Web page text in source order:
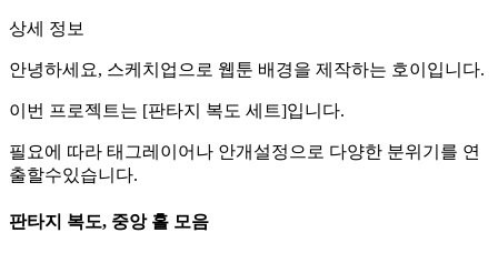
상세 정보
안녕하세요, 스케치업으로 웹툰 배경을 제작하는 호이입니다.
이번 프로젝트는 [판타지 복도 세트]입니다.
필요에 따라 태그레이어나 안개설정으로 다양한 분위기를 연
출할수있습니다.
판타지 복도, 중앙 홀 모음